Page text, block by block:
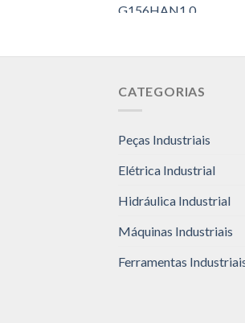
CATEGORIAS
Peças Industriais
Elétrica Industrial
Hidráulica Industrial
Máquinas Industriais
Ferramentas